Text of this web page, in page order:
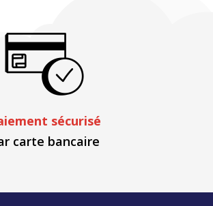
sécurisé
carte bancaire